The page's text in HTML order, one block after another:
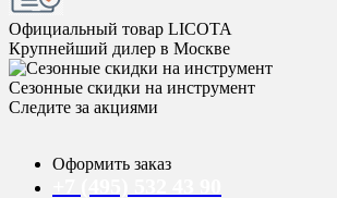
Официальный товар LICOTA
Крупнейший дилер в Москве
Сезонные скидки на инструмент
Следите за акциями
Оформить заказ